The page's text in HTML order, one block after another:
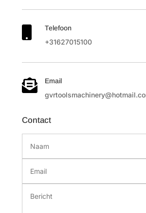
Telefoon
+31627015100
 Email
Contact